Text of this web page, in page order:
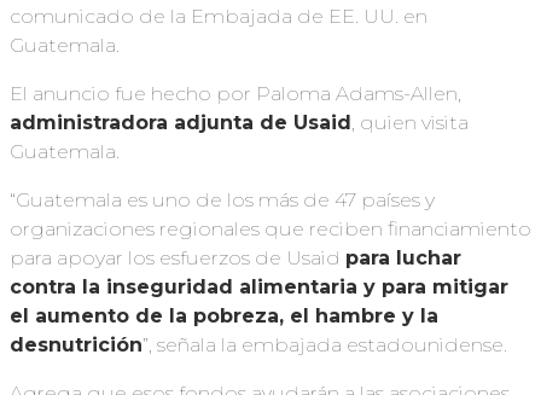
comunicado de la Embajada de EE. UU. en
Guatemala.
El anuncio fue hecho por Paloma Adams-Allen,
administradora adjunta de Usaid, quien visita
Guatemala.
“Guatemala es uno de los más de 47 países y
organizaciones regionales que reciben financiamiento
para apoyar los esfuerzos de Usaid para luchar
contra la inseguridad alimentaria y para mitigar
el aumento de la pobreza, el hambre y la
desnutrición”, señala la embajada estadounidense.